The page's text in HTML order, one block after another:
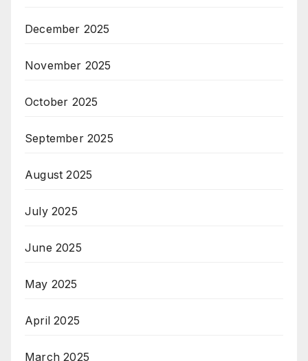
December 2025
November 2025
October 2025
September 2025
August 2025
July 2025
June 2025
May 2025
April 2025
March 2025